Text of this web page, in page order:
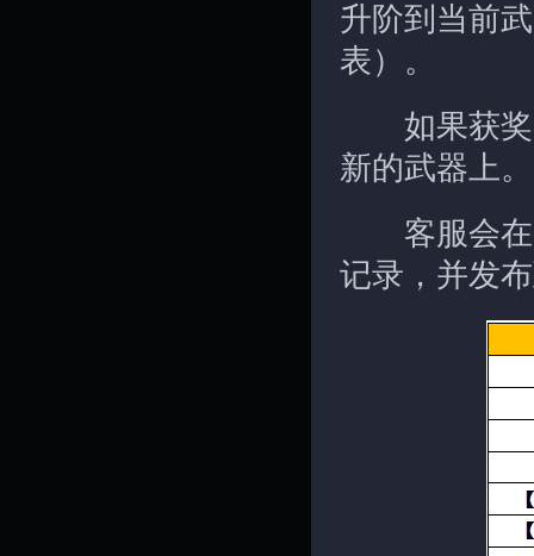
升阶到当前
表）。
如果获奖
新的武器上。
客服会在
记录，并发